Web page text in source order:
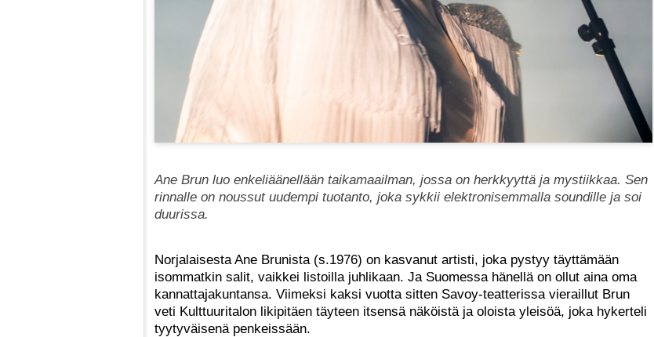
Ane Brun luo enkeliäänellään taikamaailman, jossa on herkkyyttä ja mystiikkaa. Sen
rinnalle on noussut uudempi tuotanto, joka sykkii elektronisemmalla soundille ja soi
duurissa.
Norjalaisesta Ane Brunista (s.1976) on kasvanut artisti, joka pystyy täyttämään
isommatkin salit, vaikkei listoilla juhlikaan. Ja Suomessa hänellä on ollut aina oma
kannattajakuntansa. Viimeksi kaksi vuotta sitten Savoy-teatterissa vieraillut Brun
veti Kulttuuritalon likipitäen täyteen itsensä näköistä ja oloista yleisöä, joka hykerteli
tyytyväisenä penkeissään.